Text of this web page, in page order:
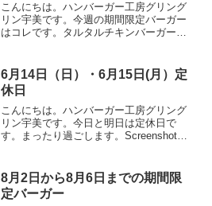
こんにちは。ハンバーガー工房グリング
リン宇美です。今週の期間限定バーガー
はコレです。タルタルチキンバーガー６
ナルのタルタルソースには、なんと！高
菜漬けが入っています！ぜ...
6月14日（日）・6月15日(月）定
休日
こんにちは。ハンバーガー工房グリング
リン宇美です。今日と明日は定休日で
す。まったり過ごします。Screenshot最
ぱいの一日になりますように😊いってら
っしゃい。
8月2日から8月6日までの期間限
定バーガー